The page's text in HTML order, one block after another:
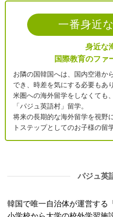
一番身近
身近な
国際教育のファ
お隣の国韓国へは、国内空港か
でき、時差を気にする必要もあ
米圏への海外留学をしなくても
「パジュ英語村」留学。
将来の長期的な海外留学を視野
トステップとしてのお子様の留
パジュ英
韓国で唯一自治体が運営する